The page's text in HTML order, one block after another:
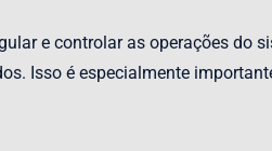
e controlar as operações do
Isso é especialmente